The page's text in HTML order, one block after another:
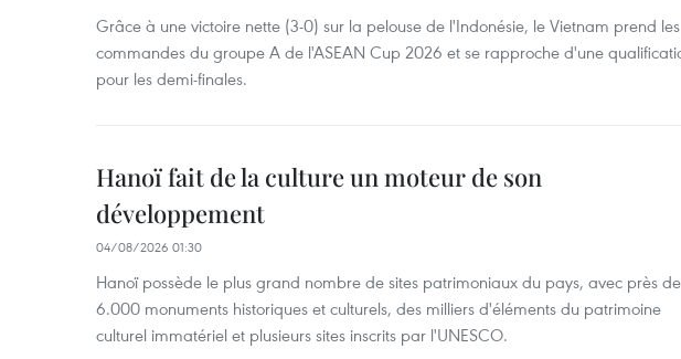
Grâce à une victoire nette (3-0) sur la pelouse de l'Indonésie, le Vietnam prend les
commandes du groupe A de l'ASEAN Cup 2026 et se rapproche d'une
pour les demi-finales.
Hanoï fait de la culture un moteur de son
développement
04/08/2026 01:30
Hanoï possède le plus grand nombre de sites patrimoniaux du pays, avec près de
6.000 monuments historiques et culturels, des milliers d'éléments du patrimoine
culturel immatériel et plusieurs sites inscrits par l'UNESCO.